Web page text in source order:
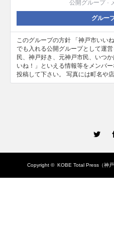
公開グループ ·
グルー
このグループの方針 「神戸市いい
でも入れる公開グループとして運
民、神戸好き、元神戸市民、いつ
いね！」といえる情報等をメンバ
投稿して下さい。 写真には町名や
Copyright © KOBE Total Press（神戸